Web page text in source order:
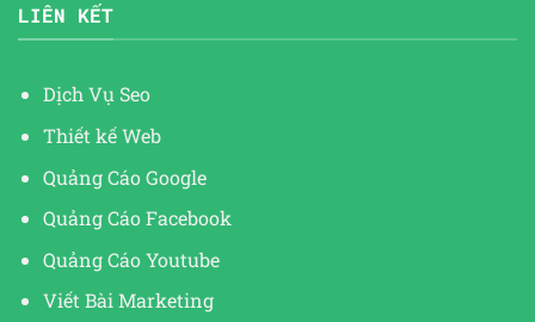
LIÊN KẾT
Dịch Vụ Seo
Thiết kế Web
Quảng Cáo Google
Quảng Cáo Facebook
Quảng Cáo Youtube
Viết Bài Marketing